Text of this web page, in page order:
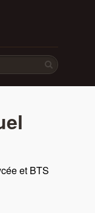
et BTS